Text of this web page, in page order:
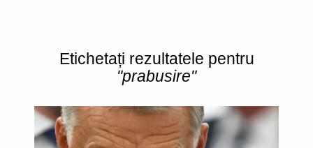
Etichetați rezultatele pentru
"prabusire"